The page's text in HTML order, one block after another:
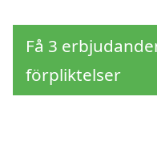
Få 3
förpliktelser